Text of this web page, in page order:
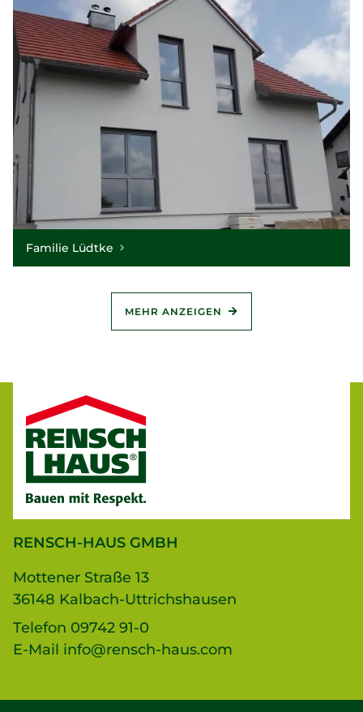
Familie Lüdtke
MEHR ANZEIGEN
RENSCH-HAUS GMBH
Mottener Straße 13
36148 Kalbach-Uttrichshausen
Telefon 09742 91-0
E-Mail info@rensch-haus.com